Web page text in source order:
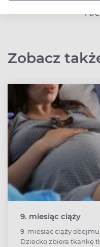
i
Zobacz
9. miesiąc ciąży
9. miesiąc ciąży
Dziecko zbiera tkankę